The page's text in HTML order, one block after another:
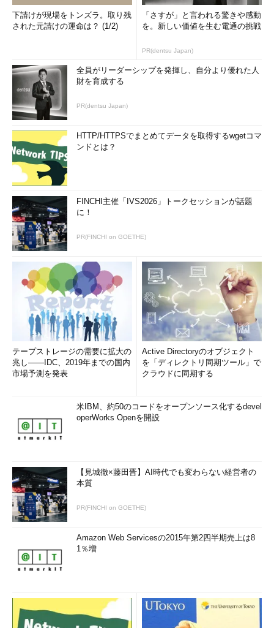
下請けが現場をトンズラ。取り残
された元請けの運命は？ (1/2)
「さすが」と言われる驚きや感動
を。新しい価値を生む電通の挑戦
PR(dentsu Japan)
全員がリーダーシップを発揮し、自分より優れた人
財を育成する
PR(dentsu Japan)
HTTP/HTTPSでまとめてデータを取得するwgetコマ
ンドとは？
FINCHI主催「IVS2026」トークセッションが話題
に！
PR(FINCHI on GOETHE)
テープストレージの需要に拡大の
兆し――IDC、2019年までの国内
市場予測を発表
Active Directoryのオブジェクト
を「ディレクトリ同期ツール」で
クラウドに同期する
米IBM、約50のコードをオープンソース化するdevel
operWorks Openを開設
【見城徹×藤田晋】AI時代でも変わらない経営者の
本質
PR(FINCHI on GOETHE)
Amazon Web Servicesの2015年第2四半期売上は8
1％増